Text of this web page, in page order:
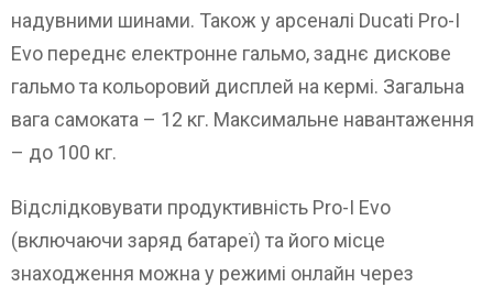
надувними шинами. Також у арсеналі Ducati Pro-I
Evo переднє електронне гальмо, заднє дискове
гальмо та кольоровий дисплей на кермі. Загальна
вага самоката – 12 кг. Максимальне навантаження
– до 100 кг.
Відслідковувати продуктивність Pro-I Evo
(включаючи заряд батареї) та його місце
знаходження можна у режимі онлайн через